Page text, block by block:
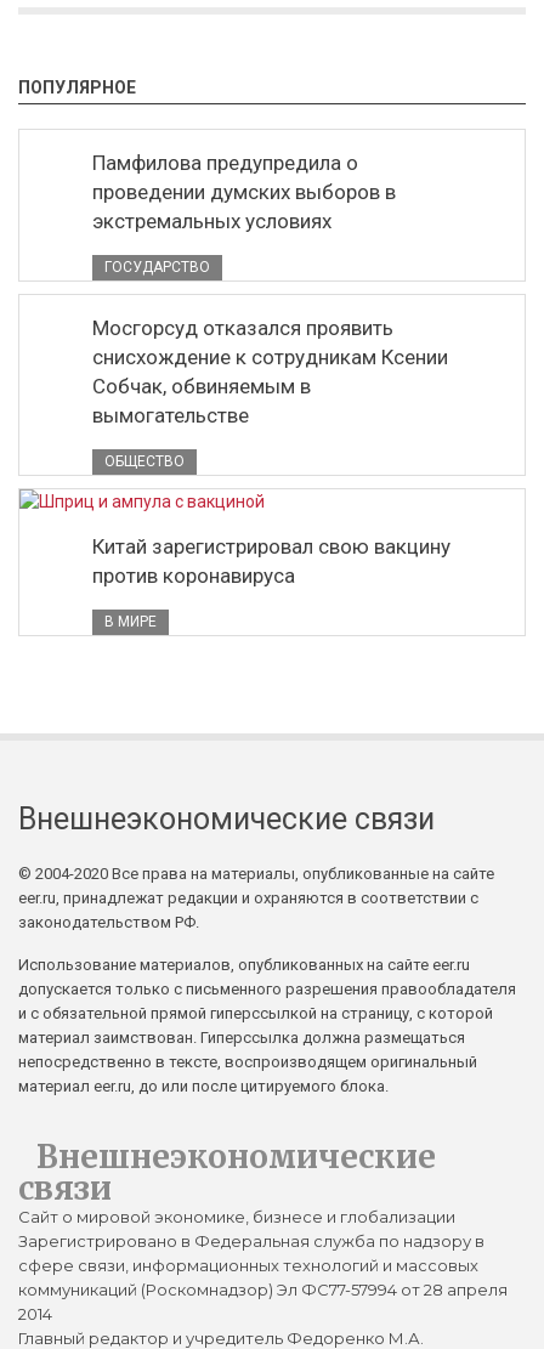
ПОПУЛЯРНОЕ
Памфилова предупредила о
проведении думских выборов в
экстремальных условиях
ГОСУДАРСТВО
Мосгорсуд отказался проявить
снисхождение к сотрудникам Ксении
Собчак, обвиняемым в
вымогательстве
ОБЩЕСТВО
Китай зарегистрировал свою вакцину
против коронавируса
В МИРЕ
Внешнеэкономические связи
© 2004-2020 Все права на материалы, опубликованные на сайте
eer.ru, принадлежат редакции и охраняются в соответствии с
законодательством РФ.
Использование материалов, опубликованных на сайте eer.ru
допускается только с письменного разрешения правообладателя
и с обязательной прямой гиперссылкой на страницу, с которой
материал заимствован. Гиперссылка должна размещаться
непосредственно в тексте, воспроизводящем оригинальный
материал eer.ru, до или после цитируемого блока.
Внешнеэкономические
связи
Сайт о мировой экономике, бизнесе и глобализации
Зарегистрировано в Федеральная служба по надзору в
сфере связи, информационных технологий и массовых
коммуникаций (Роскомнадзор) Эл ФС77-57994 от 28 апреля
2014
Главный редактор и учредитель Федоренко М.А.